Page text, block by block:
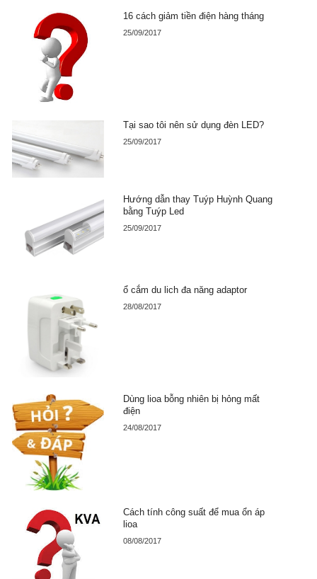
16 cách giảm tiền điện hàng tháng
25/09/2017
Tại sao tôi nên sử dụng đèn LED?
25/09/2017
Hướng dẫn thay Tuýp Huỳnh Quang
bằng Tuýp Led
25/09/2017
ổ cắm du lich đa năng adaptor
28/08/2017
Dùng lioa bỗng nhiên bị hỏng mất
điện
24/08/2017
Cách tính công suất để mua ổn áp
lioa
08/08/2017